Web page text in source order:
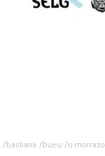
bastiana bueu o morrazo